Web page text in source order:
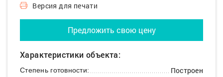
Версия для печати
Предложить свою цену
Характеристики объекта:
Степень готовности: Построен